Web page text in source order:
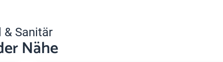
& Sanitär
Nähe